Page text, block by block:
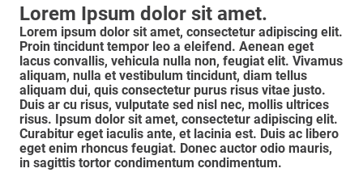
Lorem Ipsum dolor sit amet.
Lorem ipsum dolor sit amet, consectetur adipiscing elit.
Proin tincidunt tempor leo a eleifend. Aenean eget
lacus convallis, vehicula nulla non, feugiat elit. Vivamus
aliquam, nulla et vestibulum tincidunt, diam tellus
aliquam dui, quis consectetur purus risus vitae justo.
Duis ar cu risus, vulputate sed nisl nec, mollis ultrices
risus. Ipsum dolor sit amet, consectetur adipiscing elit.
Curabitur eget iaculis ante, et lacinia est. Duis ac libero
eget enim rhoncus feugiat. Donec auctor odio mauris,
in sagittis tortor condimentum condimentum.